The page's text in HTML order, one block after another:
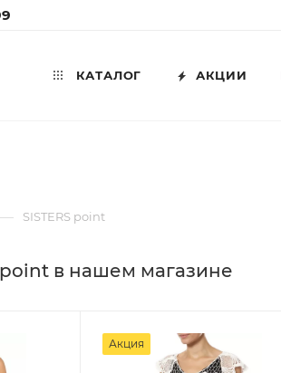
КАТАЛОГ АКЦИИ
— SISTERS point
point в нашем магазине
Акция